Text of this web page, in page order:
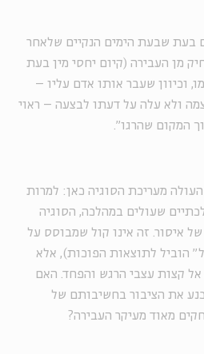
בעת שבעת הימים הנקיים שלאחר
מן העבירה (קיום יחסי מין בעת
וכיוון שעבר אותו אדם עליו –
ולא עלה על דעתו לבצעה – ראוי
המקום שהרגו".
מעריכת הסוגיה כאן: למרות
שעולים במהלכה, הסוגיה
איסור. זה אינו קול שמבוסס על
הוביל לתוצאות הפוכות), אלא
אל קצות עצבי הרגש והפחד. האם
את הציבור בחשיבותם של
מאוד מעיקר העבירה?